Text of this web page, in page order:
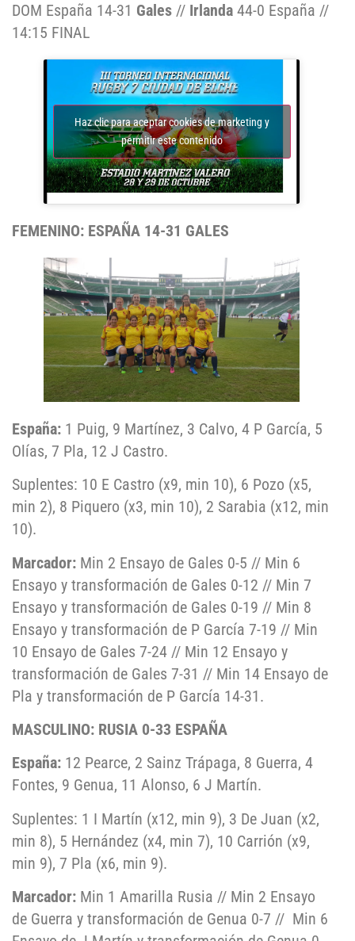
DOM España 14-31 Gales // Irlanda 44-0 España //
14:15 FINAL
Haz clic para aceptar cookies de marketing y
permitir este contenido
FEMENINO: ESPAÑA 14-31 GALES
España: 1 Puig, 9 Martínez, 3 Calvo, 4 P García, 5
Olías, 7 Pla, 12 J Castro.
Suplentes: 10 E Castro (x9, min 10), 6 Pozo (x5,
min 2), 8 Piquero (x3, min 10), 2 Sarabia (x12, min
10).
Marcador: Min 2 Ensayo de Gales 0-5 // Min 6
Ensayo y transformación de Gales 0-12 // Min 7
Ensayo y transformación de Gales 0-19 // Min 8
Ensayo y transformación de P García 7-19 // Min
10 Ensayo de Gales 7-24 // Min 12 Ensayo y
transformación de Gales 7-31 // Min 14 Ensayo de
Pla y transformación de P García 14-31.
MASCULINO: RUSIA 0-33 ESPAÑA
España: 12 Pearce, 2 Sainz Trápaga, 8 Guerra, 4
Fontes, 9 Genua, 11 Alonso, 6 J Martín.
Suplentes: 1 I Martín (x12, min 9), 3 De Juan (x2,
min 8), 5 Hernández (x4, min 7), 10 Carrión (x9,
min 9), 7 Pla (x6, min 9).
Marcador: Min 1 Amarilla Rusia // Min 2 Ensayo
de Guerra y transformación de Genua 0-7 // Min 6